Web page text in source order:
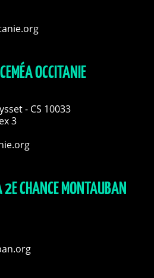
OCCITANIE
- CS 10033
3
2E CHANCE MONTAUBAN